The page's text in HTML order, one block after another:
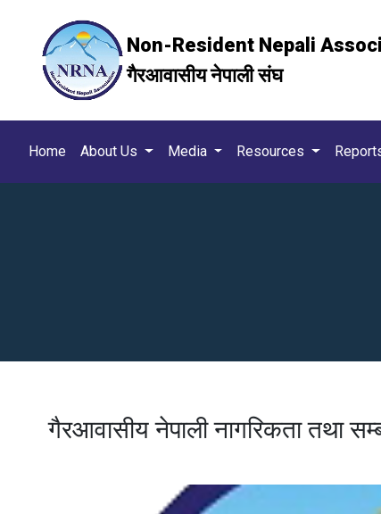
Non-Resident Nepali
गैरआवासीय नेपाली संघ
Home About Us Media Resources
गैरआवासीय नेपाली नागरिकता तथा